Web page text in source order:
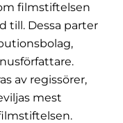
filmstiftelsen
till. Dessa parter
av regissörer,
mest